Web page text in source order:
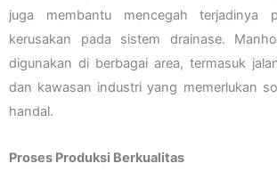
juga membantu mencegah terjadinya
kerusakan pada sistem drainase.
digunakan di berbagai area, termasuk
dan kawasan industri yang memerlukan
handal.
Proses Produksi Berkualitas